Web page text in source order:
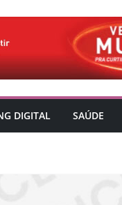
DIGITAL SAÚDE